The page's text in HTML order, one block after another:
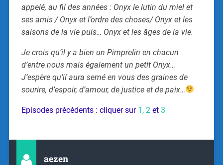
appelé, au fil des années : Onyx le lutin du miel et
ses amis / Onyx et l’ordre des choses/ Onyx et les
saisons de la vie puis… Onyx et les âges de la vie.
Je crois qu’il y a bien un Pimprelin en chacun
d’entre nous mais également un petit Onyx…
J’espère qu’il aura semé en vous des graines de
sourire, d’espoir, d’amour, de justice et de paix…
Episodes précédents : cliquer sur 1, 2 et 3
aezen